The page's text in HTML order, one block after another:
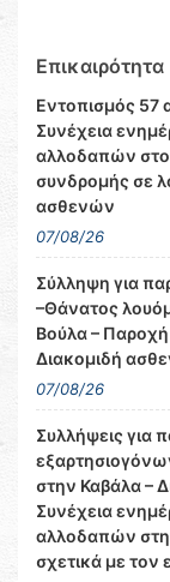
Επικαιρότητα
Εντοπισμός 57
Συνέχεια
αλλοδαπών
συνδρομής σε
ασθενών
07/08/26
Σύλληψη για
–Θάνατος
Βούλα –
Διακομιδή
07/08/26
Συλλήψεις για
στην Καβάλα –
Συνέχεια
αλλοδαπών
σχετικά με τον